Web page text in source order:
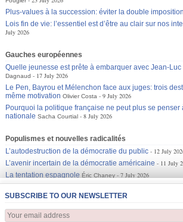
SUBSCRIBE TO OUR NEWSLETTER
JOIN US
Plus-values à la succession: éviter la double imposition
Lois fin de vie: l’essentiel est d’être au clair sur nos
July 2026
Gauches européennes
Quelle jeunesse est prête à embarquer avec Jean-
Dagnaud
17 July 2026
Le Pen, Bayrou et Mélenchon face aux juges: trois
même motivation Olivier Costa
9 July 2026
Pourquoi la politique française ne peut plus se penser
nationale Sacha Courtial 8 July 2026
Populismes et nouvelles radicalités
L’autodestruction de la démocratie du public
12 July
L’avenir incertain de la démocratie américaine
11 July
La tentation espagnole Éric Chaney 7 July 2026